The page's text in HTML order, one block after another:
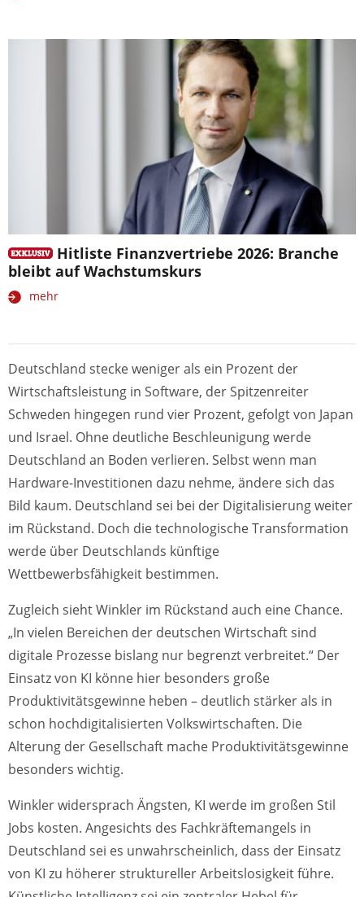
Hitliste Finanzvertriebe 2026: Branche
bleibt auf Wachstumskurs
mehr
Deutschland stecke weniger als ein Prozent der
Wirtschaftsleistung in Software, der Spitzenreiter
Schweden hingegen rund vier Prozent, gefolgt von Japan
und Israel. Ohne deutliche Beschleunigung werde
Deutschland an Boden verlieren. Selbst wenn man
Hardware-Investitionen dazu nehme, ändere sich das
Bild kaum. Deutschland sei bei der Digitalisierung weiter
im Rückstand. Doch die technologische Transformation
werde über Deutschlands künftige
Wettbewerbsfähigkeit bestimmen.
Zugleich sieht Winkler im Rückstand auch eine Chance.
„In vielen Bereichen der deutschen Wirtschaft sind
digitale Prozesse bislang nur begrenzt verbreitet.“ Der
Einsatz von KI könne hier besonders große
Produktivitätsgewinne heben – deutlich stärker als in
schon hochdigitalisierten Volkswirtschaften. Die
Alterung der Gesellschaft mache Produktivitätsgewinne
besonders wichtig.
Winkler widersprach Ängsten, KI werde im großen Stil
Jobs kosten. Angesichts des Fachkräftemangels in
Deutschland sei es unwahrscheinlich, dass der Einsatz
von KI zu höherer struktureller Arbeitslosigkeit führe.